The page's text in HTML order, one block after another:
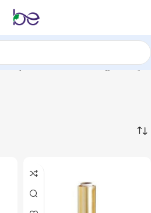
Streç Film2 sonucun tümü gösteriliyor